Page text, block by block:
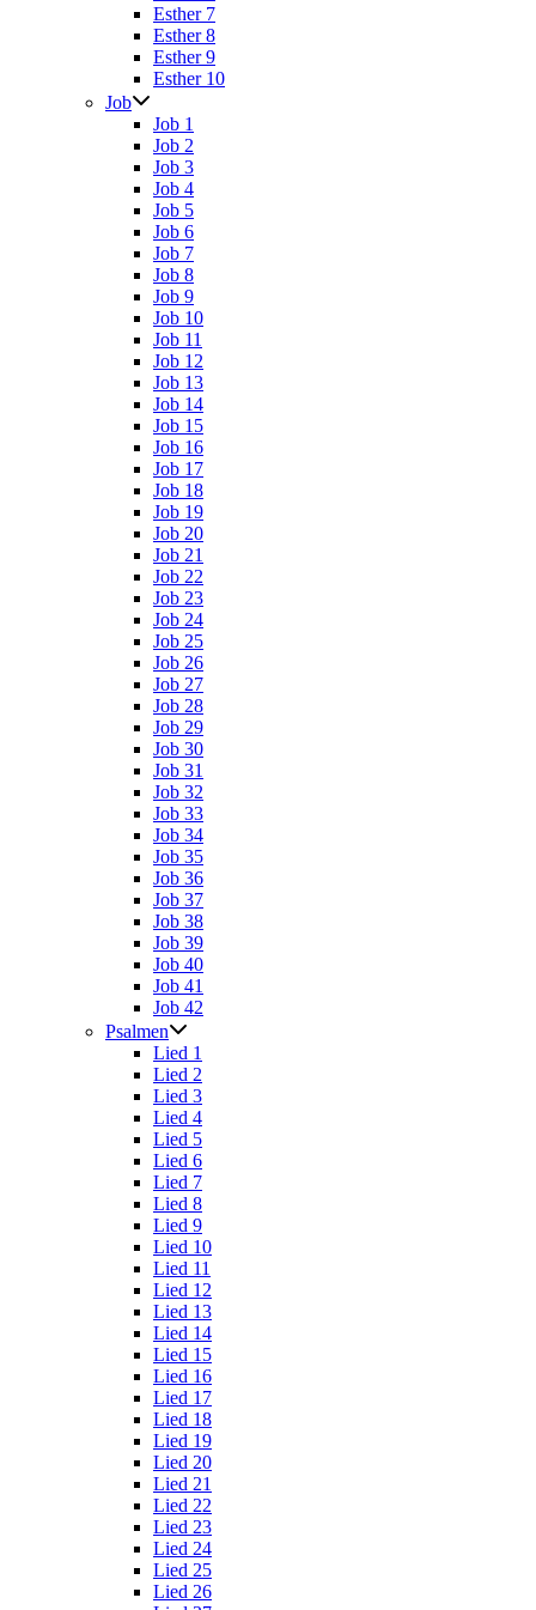
Esther 7
Esther 8
Esther 9
Esther 10
Job
Job 1
Job 2
Job 3
Job 4
Job 5
Job 6
Job 7
Job 8
Job 9
Job 10
Job 11
Job 12
Job 13
Job 14
Job 15
Job 16
Job 17
Job 18
Job 19
Job 20
Job 21
Job 22
Job 23
Job 24
Job 25
Job 26
Job 27
Job 28
Job 29
Job 30
Job 31
Job 32
Job 33
Job 34
Job 35
Job 36
Job 37
Job 38
Job 39
Job 40
Job 41
Job 42
Psalmen
Lied 1
Lied 2
Lied 3
Lied 4
Lied 5
Lied 6
Lied 7
Lied 8
Lied 9
Lied 10
Lied 11
Lied 12
Lied 13
Lied 14
Lied 15
Lied 16
Lied 17
Lied 18
Lied 19
Lied 20
Lied 21
Lied 22
Lied 23
Lied 24
Lied 25
Lied 26